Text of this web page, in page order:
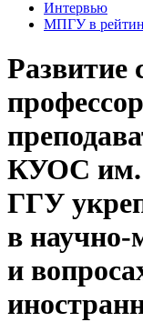
Интервью
МПГУ в
Развитие
КУОС им.
ГГУ
в научно-
и